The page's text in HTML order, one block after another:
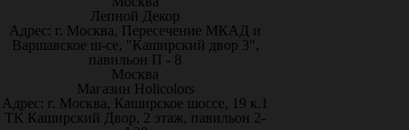
Лепной Декор
Адрес: г. Москва, Пересечение МКАД и
Варшавское ш-се, "Каширский двор 3",
павильон П - 8
Москва
Магазин Holicolors
Адрес: г. Москва, Каширское шоссе, 19 к.1
ТК Каширский Двор, 2 этаж, павильон 2-